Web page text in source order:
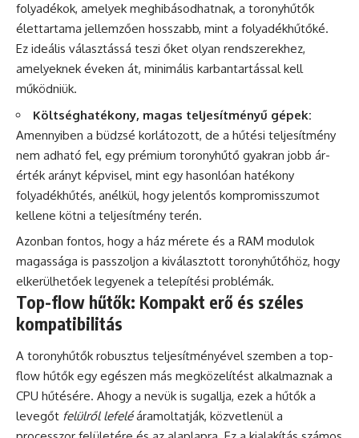
folyadékok, amelyek meghibásodhatnak, a toronyhűtők
élettartama jellemzően hosszabb, mint a folyadékhűtőké.
Ez ideális választássá teszi őket olyan rendszerekhez,
amelyeknek éveken át, minimális karbantartással kell
működniük.
Költséghatékony, magas teljesítményű gépek:
Amennyiben a büdzsé korlátozott, de a hűtési teljesítmény
nem adható fel, egy prémium toronyhűtő gyakran jobb ár-
érték arányt képvisel, mint egy hasonlóan hatékony
folyadékhűtés, anélkül, hogy jelentős kompromisszumot
kellene kötni a teljesítmény terén.
Azonban fontos, hogy a ház mérete és a RAM modulok
magassága is passzoljon a kiválasztott toronyhűtőhöz, hogy
elkerülhetőek legyenek a telepítési problémák.
Top-flow hűtők: Kompakt erő és széles
kompatibilitás
A toronyhűtők robusztus teljesítményével szemben a top-
flow hűtők egy egészen más megközelítést alkalmaznak a
CPU hűtésére. Ahogy a nevük is sugallja, ezek a hűtők a
levegőt felülről lefeléáramoltatják, közvetlenül a